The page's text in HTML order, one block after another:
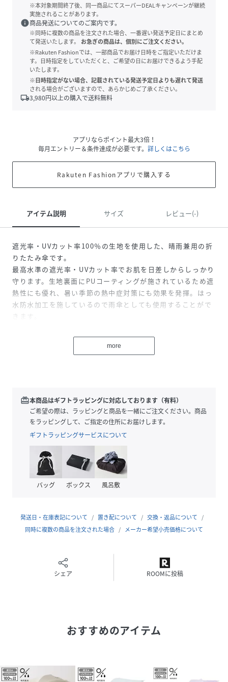
※本対象期間終了後、同一商品にてスーパーDEALキャンペーンが継続
実施されることがあります。
info商品発送についてのご案内です。
※同時に複数の商品を注文された場合、一番遅い発送予定日にまとめ
て発送いたします。
お急ぎの商品は、個別にご注文ください。
※Rakuten Fashionでは、一部商品でお届け日時をご指定いただけま
す。日時指定をしていただくと、ご希望の日にお届けできるよう手配
いたします。
※日時指定がない場合、記載されている発送予定日よりも遅れて発送
される場合がございますので、あらかじめご了承ください。
local_shipping3,980円以上の購入で送料無料
アプリならポイント最大3倍！
毎月エントリー＆条件達成が必要です。 詳しくはこちら
Rakuten Fashionアプリで購入する
アイテム説明 サイズ レビュー(-)
遮光率・UVカット率100％の生地を使用した、晴雨兼用の折
りたたみ傘です。
最高水準の遮光率・UVカット率でお肌を日差しからしっかり
守ります。生地裏面にPUコーティングが施されているため遮
熱性にも優れ、暑い季節の熱中症対策にも効果を発揮。はっ
水防水加工を施しているので雨傘としても使用することがで
きます。
段骨ですがポキポキ折らずに簡単に開閉できます。
可愛いらしいフリルたっぷりのデザインにほっそりとしたス
げました。
真夏の日差しに負けない、エレガントな佇まいを演出してく
れるアイテムです。
※傘の遮光率・UVカット率・UPF値は生地の状態での測定値
です。傘本体の性能を示す数値ではございません。
また、生地に施された刺繍・縫製などのUV加工生地以外の部
分もこの限りではございません。
■ご使用後は直射日光や湿気を避け、風通しの良い場所でよ
く乾かした上、保管してください。
■製品には尖った部分があります。
■傘を開く際は生地を十分にほぐしてから、周囲の安全を確
■摩擦などにより色落ち、色移りする恐れがございますので
ご注意ください。
more
redeem本商品はギフトラッピングに対応しております（有料）
ご希望の際は、ラッピングと商品を一緒にご注文ください。商品
をラッピングして、ご指定の住所にお届けします。
ギフトラッピングサービスについて
バッグ ボックス 風呂敷
発送日・在庫表記について 置き配について
交換・返品について
同時に複数の商品を注文された場合
メーカー希望小売価格について
シェア ROOMに投稿
おすすめのアイテム